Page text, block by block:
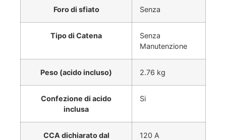
Foro di sfiato Senza
Tipo di Catena
Senza
Manutenzione
Peso (acido incluso) 2.76 kg
Confezione di acido
inclusa
Si
CCA dichiarato dal
120 A